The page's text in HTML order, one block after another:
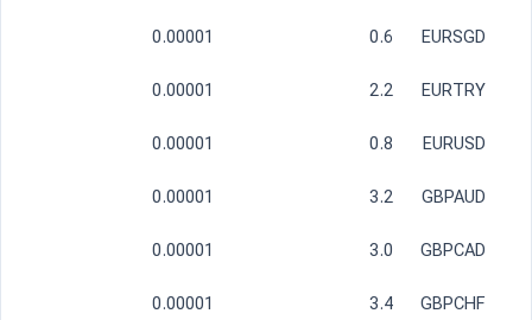
EURSGD
0.6
0.00001
EURTRY
2.2
0.00001
EURUSD
0.8
0.00001
GBPAUD
3.2
0.00001
GBPCAD
3.0
0.00001
GBPCHF
3.4
0.00001